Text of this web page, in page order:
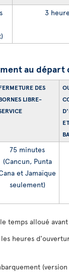
3
au départ
DES
LIBRE-
75 minutes
(Cancun, Punta
et Jamaïque
seulement)
temps alloué
les heures